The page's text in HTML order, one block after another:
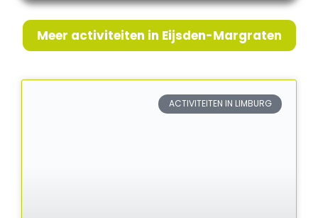
Meer activiteiten in Eijsden-Margraten
ACTIVITEITEN IN LIMBURG